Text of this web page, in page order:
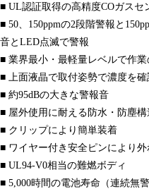
■ UL認証取得の高精度COガスセ
■ 50、150ppmの2段階警報と
音とLED点滅で警報
■ 業界最小・最軽量レベルで作
■ 上面液晶で取付姿勢で濃度を確
■ 約95dBの大きな警報音
■ 屋外使用に耐える防水・防塵構
■ クリップにより簡単装着
■ ワイヤー付き安全ピンにより
■ UL94-V0相当の難燃ボディ
■ 5,000時間の電池寿命（連続無